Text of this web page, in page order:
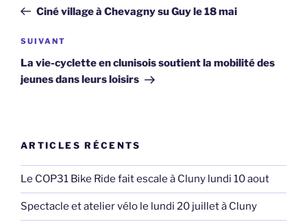
l’article
précédent
Ciné village à Chevagny su Guy le 18 mai
Article
suivant
SUIVANT
La vie-cyclette en clunisois soutient la mobilité des
jeunes dans leurs loisirs
ARTICLES RÉCENTS
Le COP31 Bike Ride fait escale à Cluny lundi 10 aout
Spectacle et atelier vélo le lundi 20 juillet à Cluny